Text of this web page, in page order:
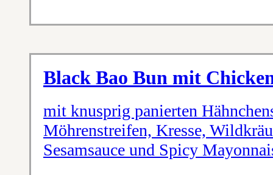
Black Bao Bun mit
mit knusprig panierten
Möhrenstreifen, Kresse,
Sesamsauce und Spicy